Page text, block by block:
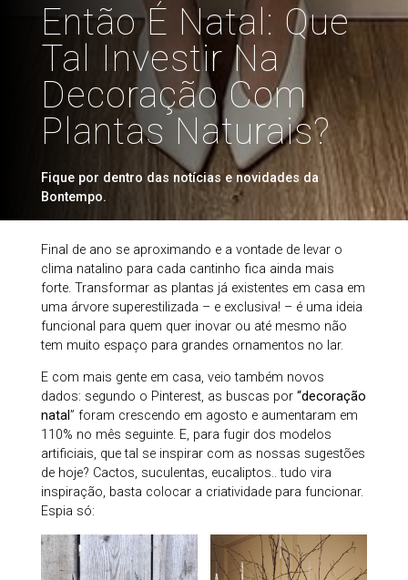
Então É Natal: Que
Tal Investir Na
Decoração Com
Plantas Naturais?
Fique por dentro das notícias e novidades da
Bontempo.
Final de ano se aproximando e a vontade de levar o
clima natalino para cada cantinho fica ainda mais
forte. Transformar as plantas já existentes em casa em
uma árvore superestilizada – e exclusiva! – é uma ideia
funcional para quem quer inovar ou até mesmo não
tem muito espaço para grandes ornamentos no lar.
E com mais gente em casa, veio também novos
dados: segundo o Pinterest, as buscas por “decoração
natal” foram crescendo em agosto e aumentaram em
110% no mês seguinte. E, para fugir dos modelos
artificiais, que tal se inspirar com as nossas sugestões
de hoje? Cactos, suculentas, eucaliptos.. tudo vira
inspiração, basta colocar a criatividade para funcionar.
Espia só: